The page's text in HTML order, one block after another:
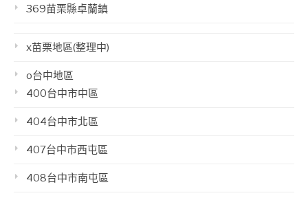
369苗栗縣卓蘭鎮
x苗栗地區(整理中)
o台中地區
400台中市中區
404台中市北區
407台中市西屯區
408台中市南屯區